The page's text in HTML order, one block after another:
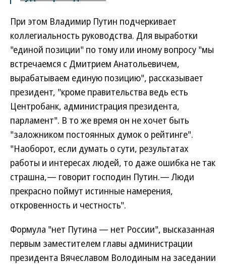
При этом Владимир Путин подчеркивает
коллегиальность руководства. Для выработки
"единой позиции" по тому или иному вопросу "мы
встречаемся с Дмитрием Анатольевичем,
вырабатываем единую позицию", рассказывает
президент, "кроме правительства ведь есть
Центробанк, администрация президента,
парламент". В то же время он не хочет быть
"заложником постоянных думок о рейтинге".
"Наоборот, если думать о сути, результатах
работы и интересах людей, то даже ошибка не так
страшна,— говорит господин Путин.— Люди
прекрасно поймут истинные намерения,
откровенность и честность".
Формула "нет Путина — нет России", высказанная
первым заместителем главы администрации
президента Вячеславом Володиным на заседании